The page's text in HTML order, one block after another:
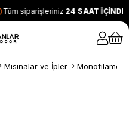
Tüm siparişleriniz 24 SAAT İÇİNDE
Misinalar ve İpler